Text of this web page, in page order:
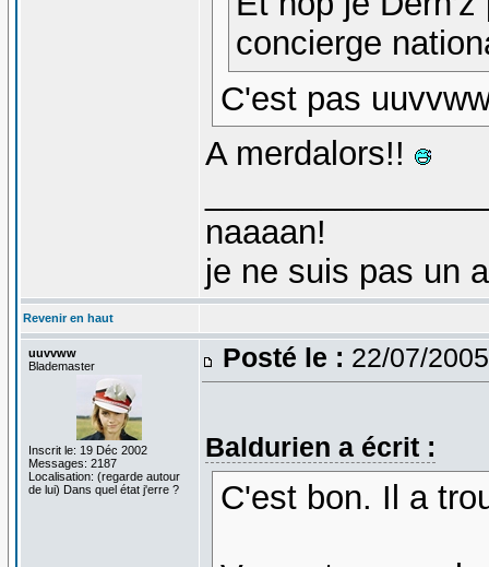
concierge
C'est pas
A merdalors!!
naaaan!
je ne suis pas un
Revenir en haut
uuvvww
Blademaster
Inscrit le: 19 Déc 2002
Messages: 2187
Localisation: (regarde autour
de lui) Dans quel état j'erre ?
Posté le : 22/07/
Baldurien a écrit :
C'est bon. Il a